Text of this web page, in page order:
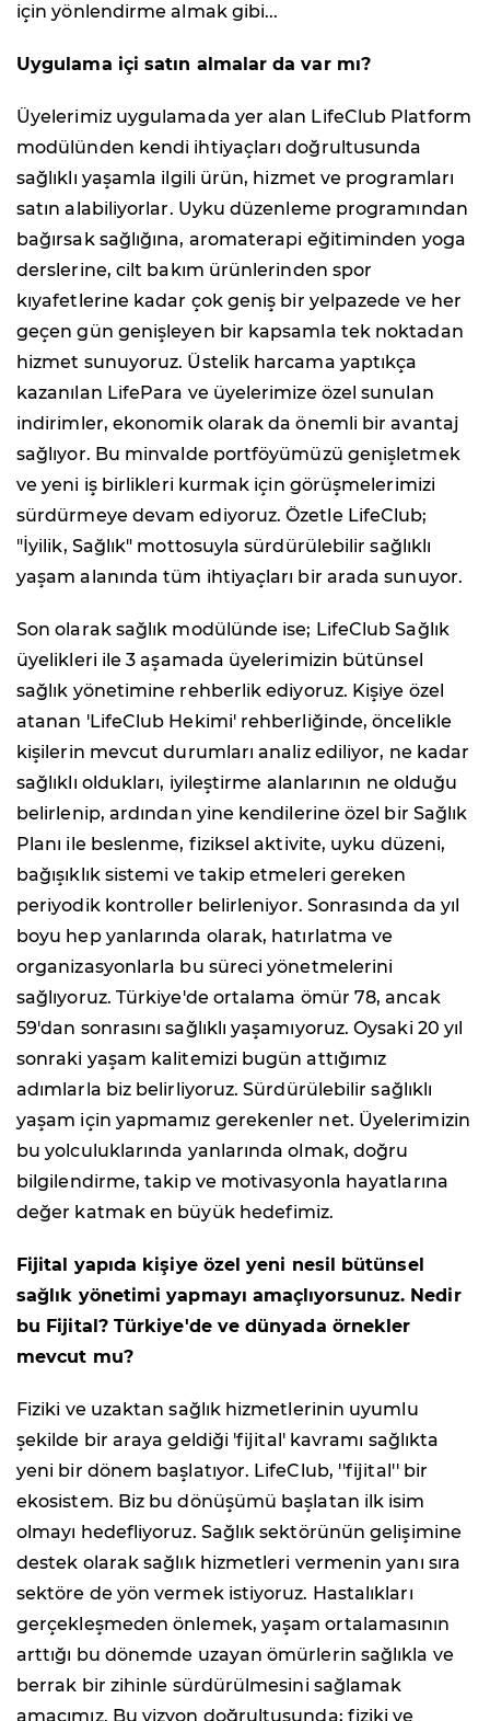
için yönlendirme almak gibi...
Uygulama içi satın almalar da var mı?
Üyelerimiz uygulamada yer alan LifeClub Platform
modülünden kendi ihtiyaçları doğrultusunda
sağlıklı yaşamla ilgili ürün, hizmet ve programları
satın alabiliyorlar. Uyku düzenleme programından
bağırsak sağlığına, aromaterapi eğitiminden yoga
derslerine, cilt bakım ürünlerinden spor
kıyafetlerine kadar çok geniş bir yelpazede ve her
geçen gün genişleyen bir kapsamla tek noktadan
hizmet sunuyoruz. Üstelik harcama yaptıkça
kazanılan LifePara ve üyelerimize özel sunulan
indirimler, ekonomik olarak da önemli bir avantaj
sağlıyor. Bu minvalde portföyümüzü genişletmek
ve yeni iş birlikleri kurmak için görüşmelerimizi
sürdürmeye devam ediyoruz. Özetle LifeClub;
"İyilik, Sağlık" mottosuyla sürdürülebilir sağlıklı
yaşam alanında tüm ihtiyaçları bir arada sunuyor.
Son olarak sağlık modülünde ise; LifeClub Sağlık
üyelikleri ile 3 aşamada üyelerimizin bütünsel
sağlık yönetimine rehberlik ediyoruz. Kişiye özel
atanan 'LifeClub Hekimi' rehberliğinde, öncelikle
kişilerin mevcut durumları analiz ediliyor, ne kadar
sağlıklı oldukları, iyileştirme alanlarının ne olduğu
belirlenip, ardından yine kendilerine özel bir Sağlık
Planı ile beslenme, fiziksel aktivite, uyku düzeni,
bağışıklık sistemi ve takip etmeleri gereken
periyodik kontroller belirleniyor. Sonrasında da yıl
boyu hep yanlarında olarak, hatırlatma ve
organizasyonlarla bu süreci yönetmelerini
sağlıyoruz. Türkiye'de ortalama ömür 78, ancak
59'dan sonrasını sağlıklı yaşamıyoruz. Oysaki 20 yıl
sonraki yaşam kalitemizi bugün attığımız
adımlarla biz belirliyoruz. Sürdürülebilir sağlıklı
yaşam için yapmamız gerekenler net. Üyelerimizin
bu yolculuklarında yanlarında olmak, doğru
bilgilendirme, takip ve motivasyonla hayatlarına
değer katmak en büyük hedefimiz.
Fijital yapıda kişiye özel yeni nesil bütünsel
sağlık yönetimi yapmayı amaçlıyorsunuz. Nedir
bu Fijital? Türkiye'de ve dünyada örnekler
mevcut mu?
Fiziki ve uzaktan sağlık hizmetlerinin uyumlu
şekilde bir araya geldiği 'fijital' kavramı sağlıkta
yeni bir dönem başlatıyor. LifeClub, ''fijital'' bir
ekosistem. Biz bu dönüşümü başlatan ilk isim
olmayı hedefliyoruz. Sağlık sektörünün gelişimine
destek olarak sağlık hizmetleri vermenin yanı sıra
sektöre de yön vermek istiyoruz. Hastalıkları
gerçekleşmeden önlemek, yaşam ortalamasının
arttığı bu dönemde uzayan ömürlerin sağlıkla ve
berrak bir zihinle sürdürülmesini sağlamak
amacımız. Bu vizyon doğrultusunda; fiziki ve